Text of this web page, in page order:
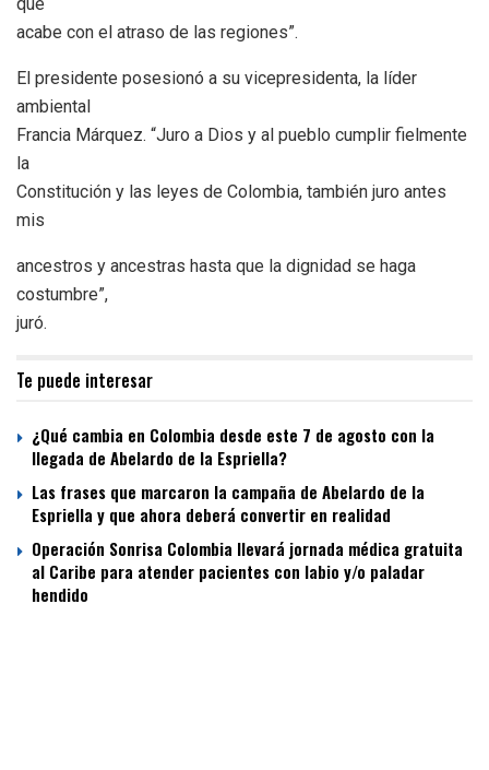
acabe con el atraso de las regiones”.
El presidente posesionó a su vicepresidenta, la líder
ambiental
Francia Márquez. “Juro a Dios y al pueblo cumplir fielmente
la
Constitución y las leyes de Colombia, también juro antes
mis
ancestros y ancestras hasta que la dignidad se haga
costumbre”,
juró.
Te puede interesar
¿Qué cambia en Colombia desde este 7 de agosto con la
llegada de Abelardo de la Espriella?
Las frases que marcaron la campaña de Abelardo de la
Espriella y que ahora deberá convertir en realidad
Operación Sonrisa Colombia llevará jornada médica gratuita
al Caribe para atender pacientes con labio y/o paladar
hendido